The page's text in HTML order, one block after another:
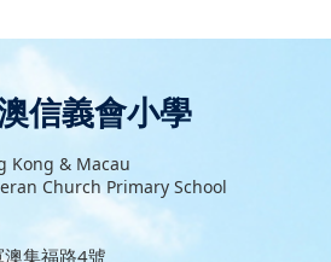
信義會小學
Kong & Macau
Church Primary School
集福路4號